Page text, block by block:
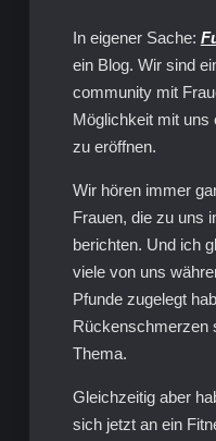
In eigener Sache:
ein Blog. Wir sind
community mit
Möglichkeit mit uns
zu eröffnen.
Wir hören immer
Frauen, die zu uns
berichten. Und ich
viele von uns
Pfunde zugelegt
Rückenschmerzen
Thema.
Gleichzeitig aber
sich jetzt an ein